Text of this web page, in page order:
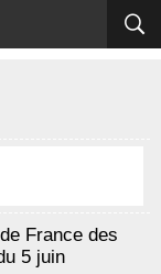
France des
5 juin